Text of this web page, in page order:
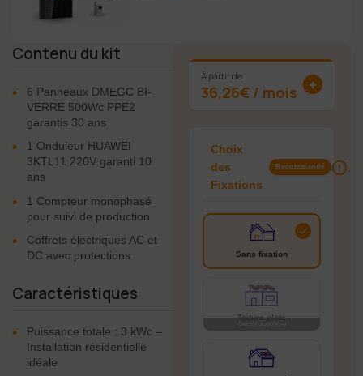
Contenu du kit
•
6 Panneaux DMEGC BI-
VERRE 500Wc PPE2
garantis 30 ans
•
1 Onduleur HUAWEI
3KTL11 220V garanti 10
ans
•
1 Compteur monophasé
pour suivi de production
•
Coffrets électriques AC et
DC avec protections
Caractéristiques
•
Puissance totale : 3 kWc –
Installation résidentielle
idéale
À partir de
36,26€ / mois +
Choix
des
Fixations
Recommandé
Sans fixation
Toiture plate